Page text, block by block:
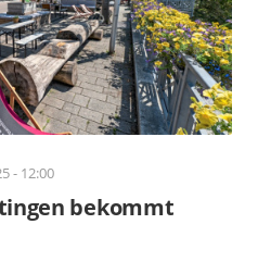
- 12:00
bekommt